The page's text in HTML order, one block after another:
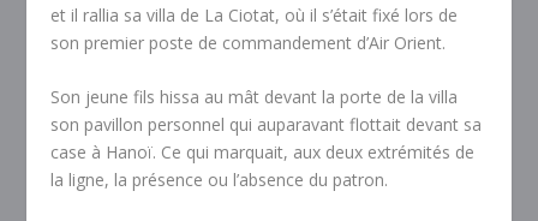
et il rallia sa villa de La Ciotat, où il s’était fixé lors de
son premier poste de commandement d’Air Orient.
Son jeune fils hissa au mât devant la porte de la villa
son pavillon personnel qui auparavant flottait devant sa
case à Hanoï. Ce qui marquait, aux deux extrémités de
la ligne, la présence ou l’absence du patron.